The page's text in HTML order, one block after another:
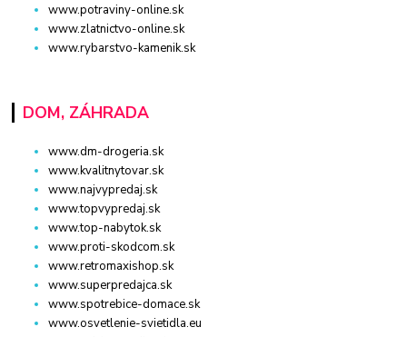
www.potraviny-online.sk
www.zlatnictvo-online.sk
www.rybarstvo-kamenik.sk
DOM, ZÁHRADA
www.dm-drogeria.sk
www.kvalitnytovar.sk
www.najvypredaj.sk
www.topvypredaj.sk
www.top-nabytok.sk
www.proti-skodcom.sk
www.retromaxishop.sk
www.superpredajca.sk
www.spotrebice-domace.sk
www.osvetlenie-svietidla.eu